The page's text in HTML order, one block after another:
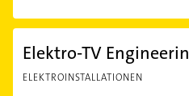
Elektro-TV
ELEKTROINSTALLATIONEN